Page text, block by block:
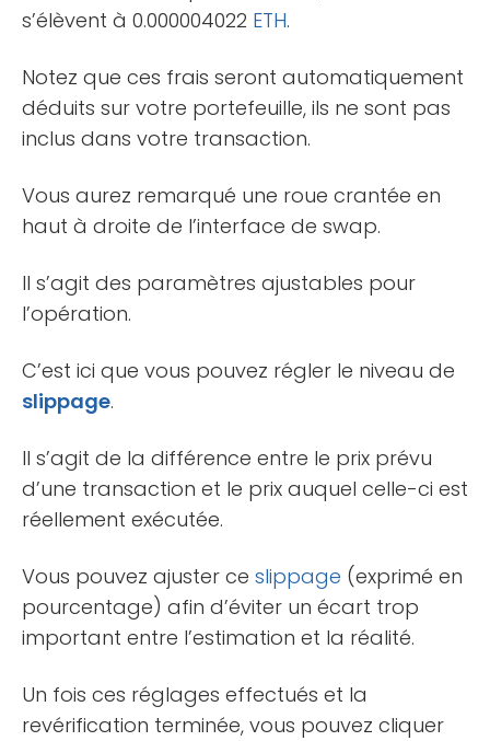
s’élèvent à 0.000004022 ETH.
Notez que ces frais seront automatiquement
déduits sur votre portefeuille, ils ne sont pas
inclus dans votre transaction.
Vous aurez remarqué une roue crantée en
haut à droite de l’interface de swap.
Il s’agit des paramètres ajustables pour
l’opération.
C’est ici que vous pouvez régler le niveau de
slippage.
Il s’agit de la différence entre le prix prévu
d’une transaction et le prix auquel celle-ci est
réellement exécutée.
Vous pouvez ajuster ce slippage (exprimé en
pourcentage) afin d’éviter un écart trop
important entre l’estimation et la réalité.
Un fois ces réglages effectués et la
revérification terminée, vous pouvez cliquer